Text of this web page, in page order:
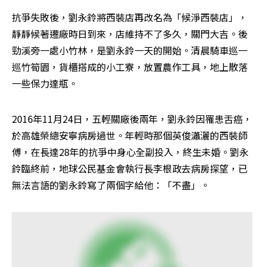
抗爭失敗後，劉永鈴將西裝店再改名為「候淨西裝店」，
靜靜候著遷廠時日到來，店維持不了多久，關門大吉。後
勁溪旁一處小竹林，是劉永鈴一天的開始。清晨騎車巡一
巡竹筍園，貨櫃搭成的小工寮，放置農作工具，地上散落
一些保力達瓶。
2016年11月24日，五輕關廠後兩年，劉永鈴因罹患舌癌，
於高雄榮總安寧病房過世。年輕時那個英俊瀟灑的西裝師
傅，在長達28年的抗爭中身心全副投入，終生未婚。劉永
鈴臨終前，地球公民基金會執行長李根政去病房探望，已
無法言語的劉永鈴寫了兩個字給他：「不盡」。